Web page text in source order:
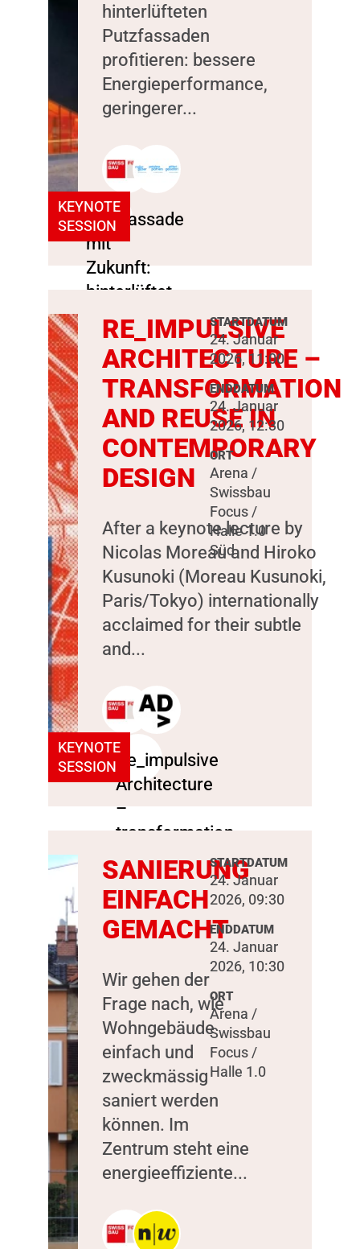
KEYNOTE
SESSION
hinterlüfteten
Putzfassaden
profitieren: bessere
Energieperformance,
geringerer...
KEYNOTE
SESSION
RE_IMPULSIVE
ARCHITECTURE –
TRANSFORMATION
AND REUSE IN
CONTEMPORARY
DESIGN
After a keynote lecture by
Nicolas Moreau and Hiroko
Kusunoki (Moreau Kusunoki,
Paris/Tokyo) internationally
acclaimed for their subtle
and...
STARTDATUM
24. Januar
2026, 11:00
ENDDATUM
24. Januar
2026, 12:30
ORT
Arena /
Swissbau
Focus /
Halle 1.0
Süd
SANIERUNG
EINFACH
GEMACHT
Wir gehen der
Frage nach, wie
Wohngebäude
einfach und
zweckmässig
saniert werden
können. Im
Zentrum steht eine
energieeffiziente...
STARTDATUM
24. Januar
2026, 09:30
ENDDATUM
24. Januar
2026, 10:30
ORT
Arena /
Swissbau
Focus /
Halle 1.0